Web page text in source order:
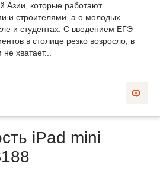
Азии, которые работают
и строителями, а о молодых
и студентах. С введением ЕГЭ
в столице резко возросло, в
хватает...
iPad mini